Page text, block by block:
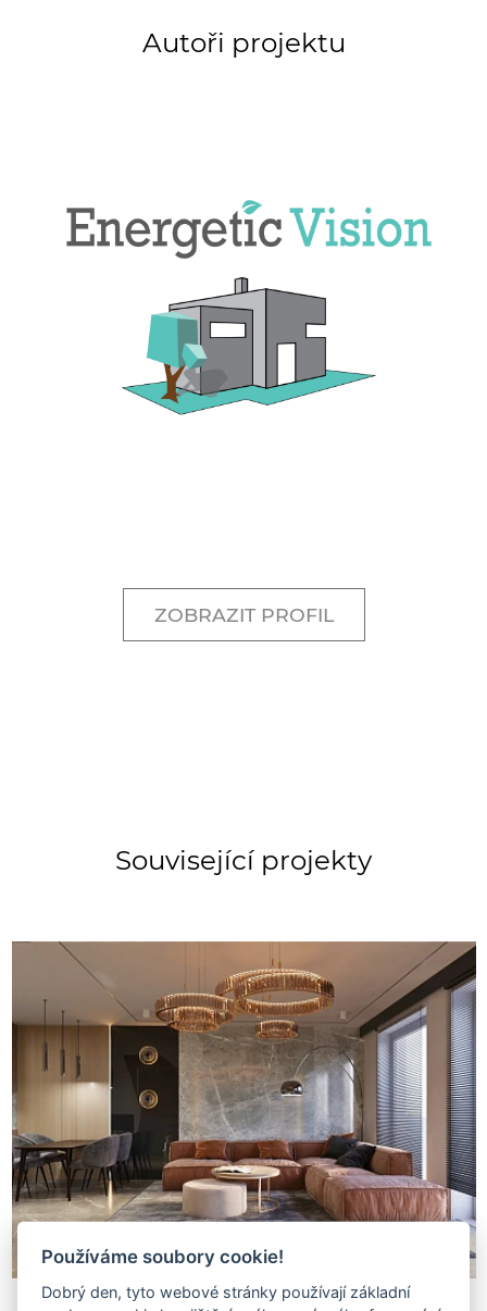
Autoři projektu
ZOBRAZIT PROFIL
Související projekty
Používáme soubory cookie!
Dobrý den, tyto webové stránky používají základní